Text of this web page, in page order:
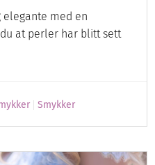
elegante med en
at perler har blitt sett
Smykker